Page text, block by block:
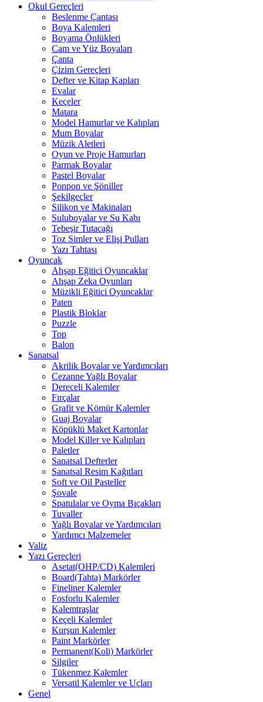
Okul Gereçleri
Beslenme Çantası
Boya Kalemleri
Boyama Önlükleri
Cam ve Yüz Boyaları
Çanta
Çizim Gereçleri
Defter ve Kitap Kapları
Evalar
Keçeler
Matara
Model Hamurlar ve Kalıpları
Mum Boyalar
Müzik Aletleri
Oyun ve Proje Hamurları
Parmak Boyalar
Pastel Boyalar
Ponpon ve Şöniller
Şekilgeçler
Silikon ve Makinaları
Suluboyalar ve Su Kabı
Tebeşir Tutacağı
Toz Simler ve Elişi Pulları
Yazı Tahtası
Oyuncak
Ahşap Eğitici Oyuncaklar
Ahşap Zeka Oyunları
Müzikli Eğitici Oyuncaklar
Paten
Plastik Bloklar
Puzzle
Top
Balon
Sanatsal
Akrilik Boyalar ve Yardımcıları
Cezanne Yağlı Boyalar
Dereceli Kalemler
Fırçalar
Grafit ve Kömür Kalemler
Guaj Boyalar
Köpüklü Maket Kartonlar
Model Killer ve Kalıpları
Paletler
Sanatsal Defterler
Sanatsal Resim Kağıtları
Soft ve Oil Pasteller
Şovale
Spatulalar ve Oyma Bıçakları
Tuvaller
Yağlı Boyalar ve Yardımcıları
Yardımcı Malzemeler
Valiz
Yazı Gereçleri
Asetat(OHP/CD) Kalemleri
Board(Tahta) Markörler
Fineliner Kalemler
Fosforlu Kalemler
Kalemtraşlar
Keçeli Kalemler
Kurşun Kalemler
Paint Markörler
Permanent(Koli) Markörler
Silgiler
Tükenmez Kalemler
Versatil Kalemler ve Uçları
Genel